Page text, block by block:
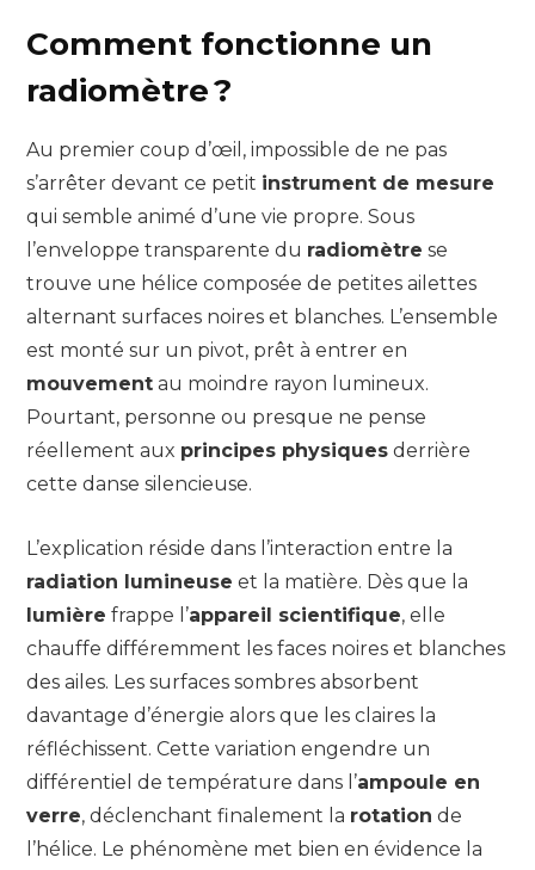
Comment fonctionne un
radiomètre ?
Au premier coup d’œil, impossible de ne pas
s’arrêter devant ce petit instrument de mesure
qui semble animé d’une vie propre. Sous
l’enveloppe transparente du radiomètre se
trouve une hélice composée de petites ailettes
alternant surfaces noires et blanches. L’ensemble
est monté sur un pivot, prêt à entrer en
mouvement au moindre rayon lumineux.
Pourtant, personne ou presque ne pense
réellement aux principes physiques derrière
cette danse silencieuse.
L’explication réside dans l’interaction entre la
radiation lumineuse et la matière. Dès que la
lumière frappe l’appareil scientifique, elle
chauffe différemment les faces noires et blanches
des ailes. Les surfaces sombres absorbent
davantage d’énergie alors que les claires la
réfléchissent. Cette variation engendre un
différentiel de température dans l’ampoule en
verre, déclenchant finalement la rotation de
l’hélice. Le phénomène met bien en évidence la